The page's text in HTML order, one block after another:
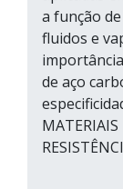
a função
fluidos e
de aço